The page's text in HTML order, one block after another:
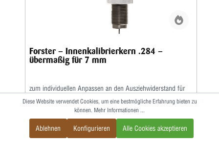
Forster – Innenkalibrierkern .284 –
übermaßig für 7 mm
zum individuellen Anpassen an den Ausziehwiderstand für
Ihre Forster-Matrizensätze.Serienmäßig: .2835” >
Übermaßig: .2840”
Diese Website verwendet Cookies, um eine bestmögliche Erfahrung bieten zu
können. Mehr Informationen ...
Ablehnen Konfigurieren Alle Cookies akzeptieren